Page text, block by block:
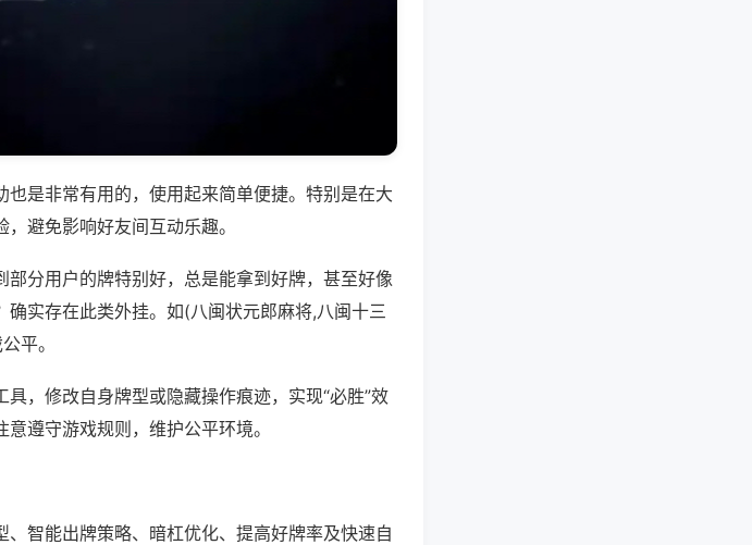
是非常有用的，使用起来简单便捷。特别是在大
避免影响好友间互动乐趣。
分用户的牌特别好，总是能拿到好牌，甚至好像
实存在此类外挂。如(八闽状元郎麻将,八闽十三
平。
，修改自身牌型或隐藏操作痕迹，实现“必胜”效
遵守游戏规则，维护公平环境。
智能出牌策略、暗杠优化、提高好牌率及快速自